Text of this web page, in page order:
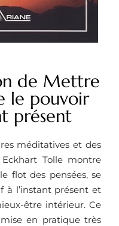
de Mettre
le pouvoir
présent
méditatives et des
Eckhart Tolle montre
flot des pensées, se
à l’instant présent et
être intérieur. Ce
en pratique très